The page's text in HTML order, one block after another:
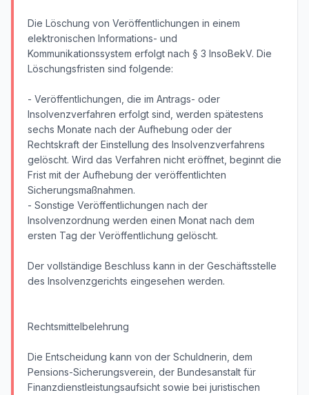
Die Löschung von Veröffentlichungen in einem
elektronischen Informations- und
Kommunikationssystem erfolgt nach § 3 InsoBekV. Die
Löschungsfristen sind folgende:
- Veröffentlichungen, die im Antrags- oder
Insolvenzverfahren erfolgt sind, werden spätestens
sechs Monate nach der Aufhebung oder der
Rechtskraft der Einstellung des Insolvenzverfahrens
gelöscht. Wird das Verfahren nicht eröffnet, beginnt die
Frist mit der Aufhebung der veröffentlichten
Sicherungsmaßnahmen.
- Sonstige Veröffentlichungen nach der
Insolvenzordnung werden einen Monat nach dem
ersten Tag der Veröffentlichung gelöscht.
Der vollständige Beschluss kann in der Geschäftsstelle
des Insolvenzgerichts eingesehen werden.
Rechtsmittelbelehrung
Die Entscheidung kann von der Schuldnerin, dem
Pensions-Sicherungsverein, der Bundesanstalt für
Finanzdienstleistungsaufsicht sowie bei juristischen